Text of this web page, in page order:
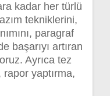
kadar her türlü
tekniklerini,
paragraf
başarıyı artıran
Ayrıca tez
rapor yaptırma,